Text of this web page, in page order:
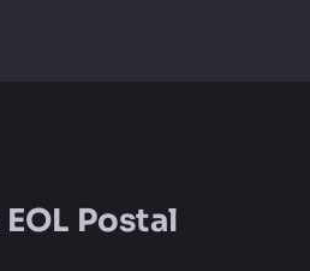
EOL Postal